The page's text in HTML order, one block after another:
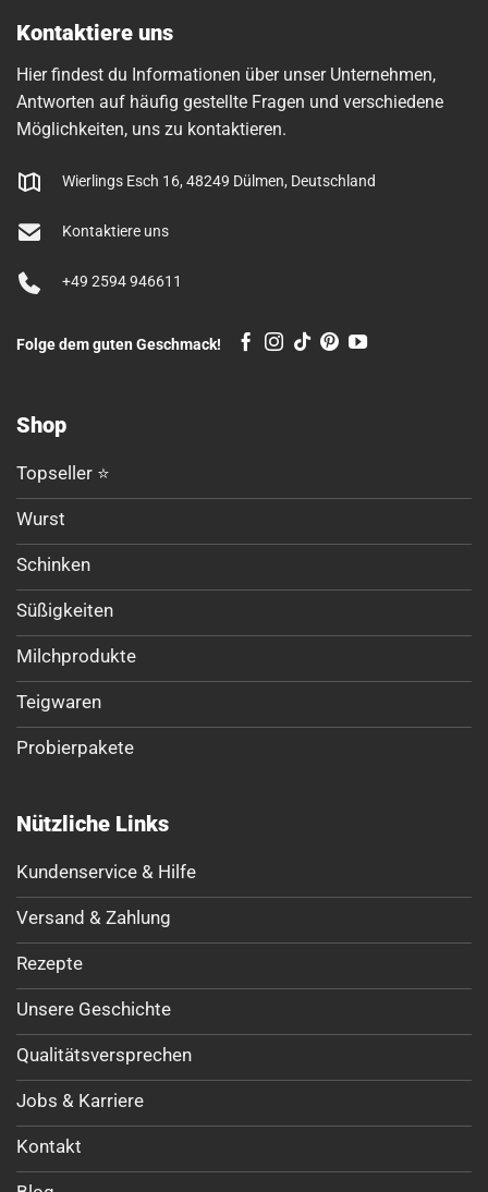
Kontaktiere uns
Hier findest du Informationen über unser Unternehmen,
Antworten auf häufig gestellte Fragen und verschiedene
Möglichkeiten, uns zu kontaktieren.
Wierlings Esch 16, 48249 Dülmen, Deutschland
Kontaktiere uns
+49 2594 946611
Folge dem guten Geschmack!
Shop
Topseller ⭐
Wurst
Schinken
Süßigkeiten
Milchprodukte
Teigwaren
Probierpakete
Nützliche Links
Kundenservice & Hilfe
Versand & Zahlung
Rezepte
Unsere Geschichte
Qualitätsversprechen
Jobs & Karriere
Kontakt